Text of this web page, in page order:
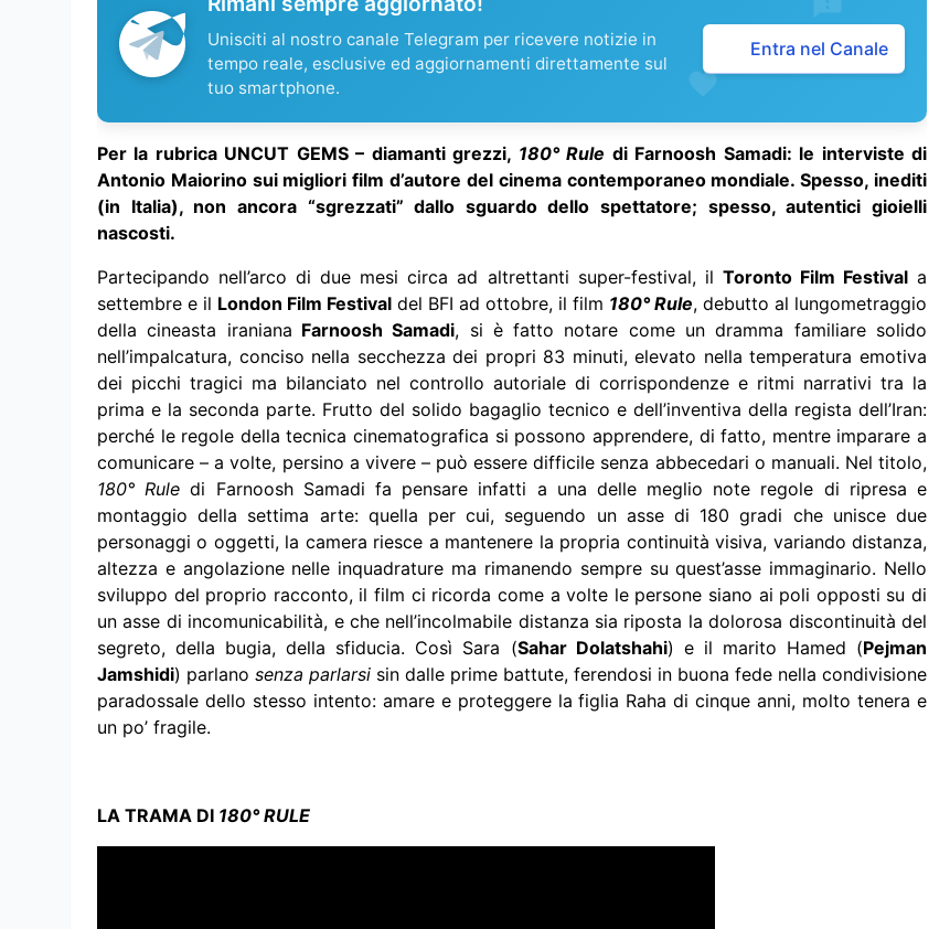
Unisciti al nostro canale Telegram per ricevere notizie in
tempo reale, esclusive ed aggiornamenti direttamente sul
tuo smartphone.
Entra nel Canale
Per la rubrica UNCUT GEMS – diamanti grezzi, 180° Rule di Farnoosh Samadi: le interviste di
Antonio Maiorino sui migliori film d’autore del cinema contemporaneo mondiale. Spesso, inediti
(in Italia), non ancora “sgrezzati” dallo sguardo dello spettatore; spesso, autentici gioielli
nascosti.
Partecipando nell’arco di due mesi circa ad altrettanti super-festival, il Toronto Film Festivala
settembre e il London Film Festival del BFI ad ottobre, il film 180° Rule, debutto al lungometraggio
della cineasta iraniana Farnoosh Samadi, si è fatto notare come un dramma familiare solido
nell’impalcatura, conciso nella secchezza dei propri 83 minuti, elevato nella temperatura emotiva
dei picchi tragici ma bilanciato nel controllo autoriale di corrispondenze e ritmi narrativi tra la
prima e la seconda parte. Frutto del solido bagaglio tecnico e dell’inventiva della regista dell’Iran:
perché le regole della tecnica cinematografica si possono apprendere, di fatto, mentre imparare a
comunicare – a volte, persino a vivere – può essere difficile senza abbecedari o manuali. Nel titolo,
180° Ruledi Farnoosh Samadi fa pensare infatti a una delle meglio note regole di ripresa e
montaggio della settima arte: quella per cui, seguendo un asse di 180 gradi che unisce due
personaggi o oggetti, la camera riesce a mantenere la propria continuità visiva, variando distanza,
altezza e angolazione nelle inquadrature ma rimanendo sempre su quest’asse immaginario. Nello
sviluppo del proprio racconto, il film ci ricorda come a volte le persone siano ai poli opposti su di
un asse di incomunicabilità, e che nell’incolmabile distanza sia riposta la dolorosa discontinuità del
segreto, della bugia, della sfiducia. Così Sara (Sahar Dolatshahi) e il marito Hamed (Pejman
Jamshidi) parlano senza parlarsi sin dalle prime battute, ferendosi in buona fede nella condivisione
paradossale dello stesso intento: amare e proteggere la figlia Raha di cinque anni, molto tenera e
un po’ fragile.
LA TRAMA DI 180° RULE